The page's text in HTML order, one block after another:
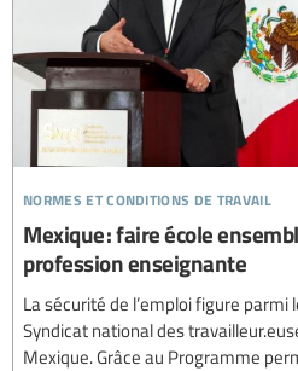
normes et conditions de travail
Mexique : faire école
profession enseignante
La sécurité de l’emploi figure
Syndicat national des
Mexique. Grâce au Programme